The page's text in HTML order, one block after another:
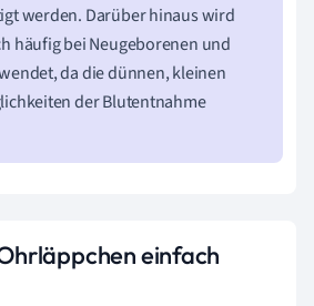
werden. Darüber hinaus wird
häufig bei Neugeborenen und
da die dünnen, kleinen
der Blutentnahme
einfach